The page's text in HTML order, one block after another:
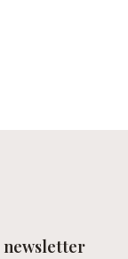
newsletter